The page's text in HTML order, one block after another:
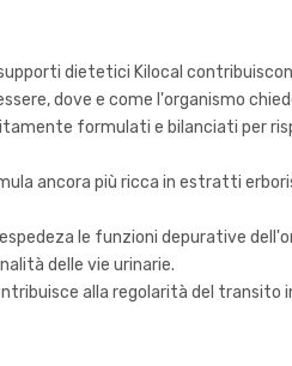
dietetici Kilocal
dove e come l'organismo
formulati e bilanciati per
ancora più ricca in estratti
le funzioni depurative
delle vie urinarie.
alla regolarità del transito